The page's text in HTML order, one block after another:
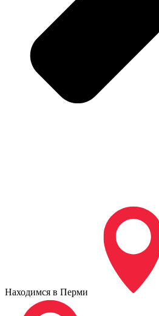
Находимся в Перми